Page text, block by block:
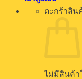
ตะกร้าสิน
ไม่มีสินค้า